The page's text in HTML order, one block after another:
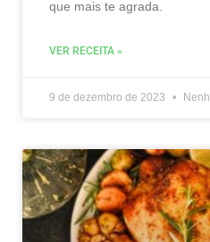
que mais te agrada.
VER RECEITA »
9 de dezembro de 2023